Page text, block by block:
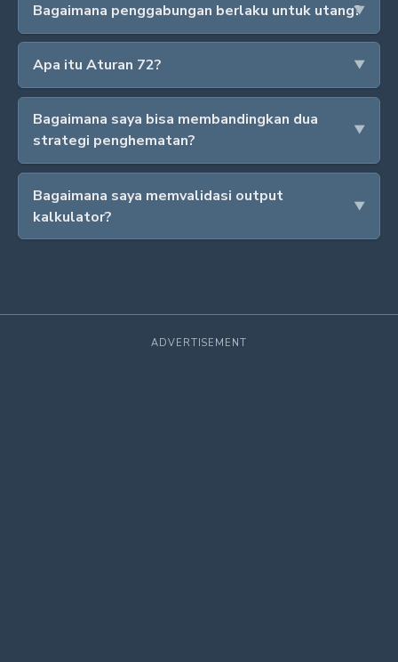
Bagaimana penggabungan berlaku untuk utang?
Apa itu Aturan 72?
Bagaimana saya bisa membandingkan dua
strategi penghematan?
Bagaimana saya memvalidasi output
kalkulator?
ADVERTISEMENT